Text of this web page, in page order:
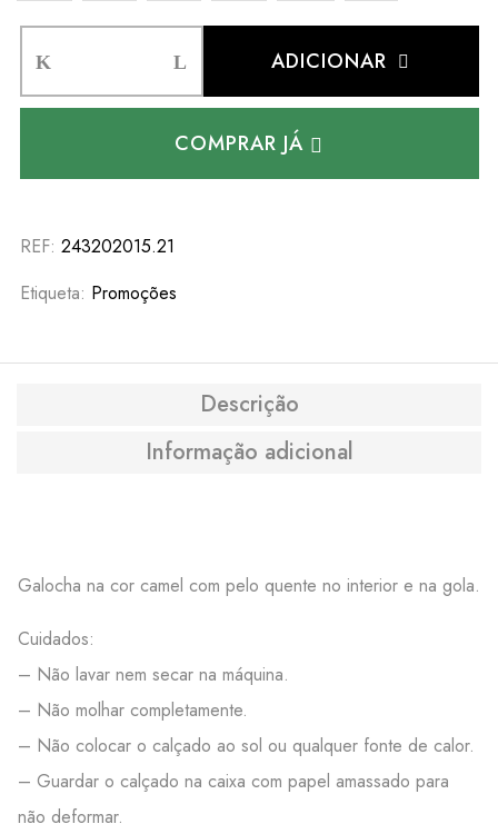
ADICIONAR
COMPRAR JÁ
REF: 243202015.21
Etiqueta: Promoções
Descrição
Informação adicional
Galocha na cor camel com pelo quente no interior e na gola.
Cuidados:
– Não lavar nem secar na máquina.
– Não molhar completamente.
– Não colocar o calçado ao sol ou qualquer fonte de calor.
– Guardar o calçado na caixa com papel amassado para
não deformar.